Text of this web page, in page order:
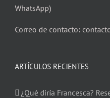
WhatsApp)
Correo de contacto:
ARTÍCULOS RECIENTES
¿Qué diría Francesca?